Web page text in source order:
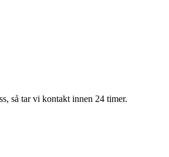
så tar vi kontakt innen 24 timer.